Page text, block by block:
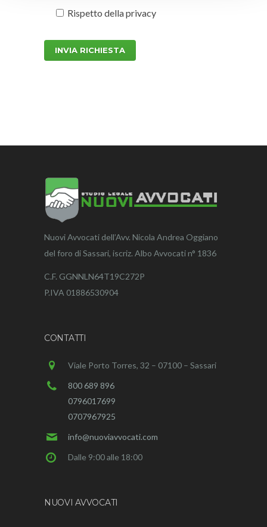
Rispetto dellaprivacy
Nuovi Avvocati dell’Avv. Nicola Andrea Oggiano
del foro di Sassari, iscriz. Albo Avvocati n° 1836
C.F. GGNNLN64T19C272P
P.IVA 01886530904
CONTATTI
Viale Porto Torres, 32 – 07100 – Sassari
800 689 896
0796017699
0707967925
info@nuoviavvocati.com
Dalle 9:00 alle 18:00
NUOVI AVVOCATI